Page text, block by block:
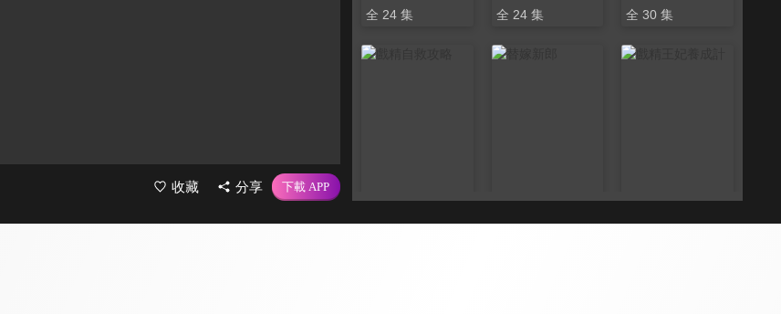
收藏 分享
全 24 集 全 24 集 全 30 集